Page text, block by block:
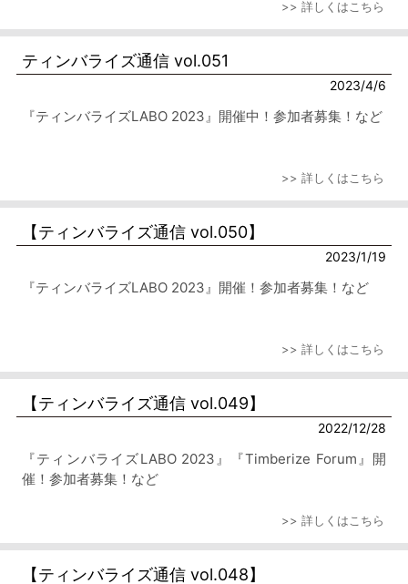
>> 詳しくはこちら
ティンバライズ通信 vol.051
2023/4/6
『ティンバライズLABO 2023』開催中！参加者募集！など
>> 詳しくはこちら
【ティンバライズ通信 vol.050】
2023/1/19
『ティンバライズLABO 2023』開催！参加者募集！など
>> 詳しくはこちら
【ティンバライズ通信 vol.049】
2022/12/28
『ティンバライズLABO 2023』『Timberize Forum』開
催！参加者募集！など
>> 詳しくはこちら
【ティンバライズ通信 vol.048】